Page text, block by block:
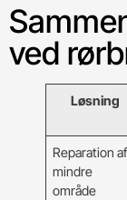
ved
Løsning
Reparation af
mindre
område